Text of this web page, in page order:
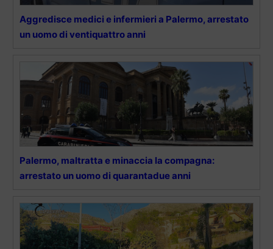
Aggredisce medici e infermieri a Palermo, arrestato
un uomo di ventiquattro anni
Palermo, maltratta e minaccia la compagna:
arrestato un uomo di quarantadue anni